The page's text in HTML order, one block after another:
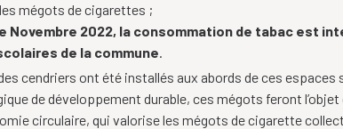
mégots de cigarettes ;
Novembre 2022, la consommation de tabac est
de la commune.
cendriers ont été installés aux abords de ces espaces
de développement durable, ces mégots feront l’objet
circulaire, qui valorise les mégots de cigarette